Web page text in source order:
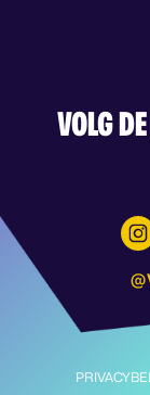
VOLG